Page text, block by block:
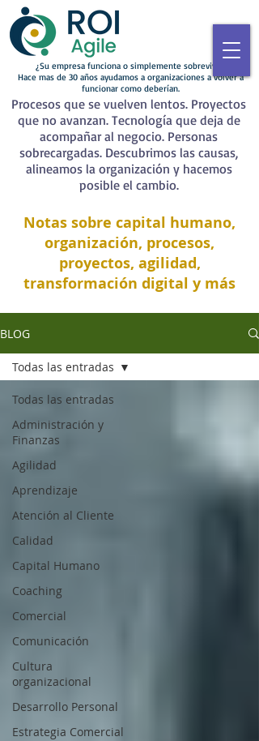
¿Su empresa funciona o simplemente sobrevive?
Hace mas de 30 años ayudamos a organizaciones a volver a
funcionar como deberían.
Procesos que se vuelven lentos. Proyectos
que no avanzan. Tecnología que deja de
acompañar al negocio. Personas
sobrecargadas. Descubrimos las causas,
alineamos la organización y hacemos
posible el cambio.
Notas sobre capital humano,
organización, procesos,
proyectos, agilidad,
transformación digital y más
BLOG
Todas las entradas
Administración y
Finanzas
Agilidad
Aprendizaje
Atención al Cliente
Calidad
Capital Humano
Coaching
Comercial
Comunicación
Cultura
organizacional
Desarrollo Personal
Estrategia Comercial
Todas las entradas